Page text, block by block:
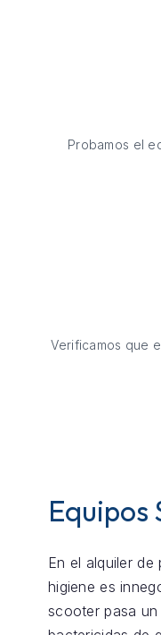
Probamos el
Verificamos que
En el alquiler
higiene es
scooter pasa